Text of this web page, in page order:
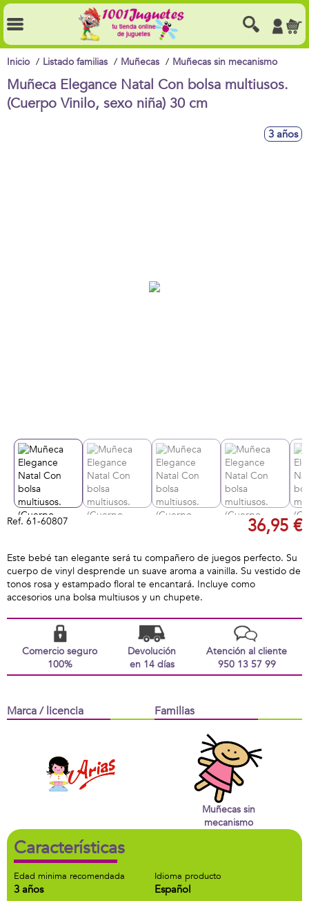
Inicio Listado familias Muñecas Muñecas sin mecanismo
Muñeca Elegance Natal Con bolsa multiusos.
(Cuerpo Vinilo, sexo niña) 30 cm
3 años
Ref. 61-60807 36,95 €
Este bebé tan elegante será tu compañero de juegos perfecto. Su
cuerpo de vinyl desprende un suave aroma a vainilla. Su vestido de
tonos rosa y estampado floral te encantará. Incluye como
accesorios una bolsa multiusos y un chupete.
Comercio seguro
100%
Devolución
en 14 días
Atención al cliente
950 13 57 99
Marca / licencia Familias
Muñecas sin
mecanismo
Características
Edad minima recomendada
3 años
Idioma producto
Español